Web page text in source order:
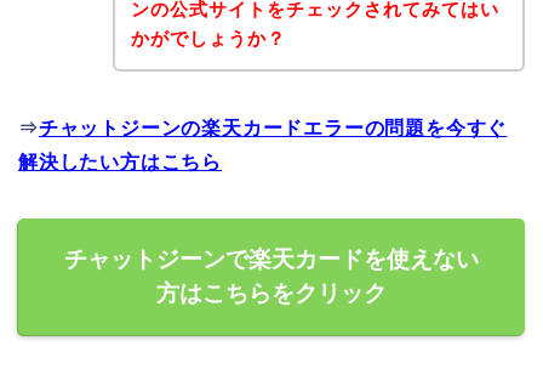
ンの公式サイトをチェックされてみてはい
かがでしょうか？
⇒チャットジーンの楽天カードエラーの問題を今すぐ
解決したい方はこちら
チャットジーンで楽天カードを使えない
方はこちらをクリック